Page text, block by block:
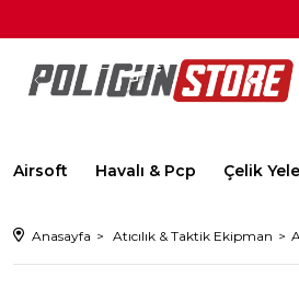
Airsoft Havalı & Pcp Çelik
Anasayfa Atıcılık & Taktik Ekipman